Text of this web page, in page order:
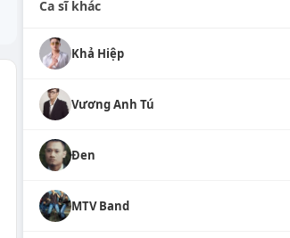
Ca sĩ khác
Khả Hiệp
Vương Anh Tú
Đen
MTV Band